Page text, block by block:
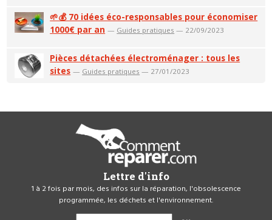
🌱💰 70 idées éco-responsables pour économiser
1000€ par an — Guides pratiques — 22/09/2023
Pièces détachées électroménager : tous les
sites — Guides pratiques — 27/01/2023
Lettre d'info
1 à 2 fois par mois, des infos sur la réparation, l'obsolescence
programmée, les déchets et l'environnement.